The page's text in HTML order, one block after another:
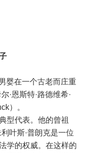
婴在一个古老而庄重
·恩斯特·路德维希·
）。
型代表。他的曾祖
叶斯·普朗克是一位
学的权威。在这样的